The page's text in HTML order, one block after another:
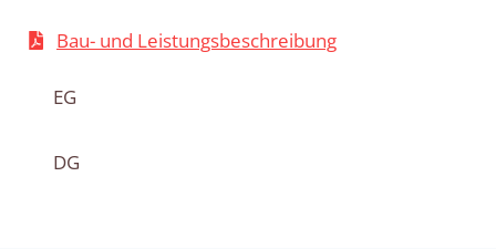
Bau- und Leistungsbeschreibung
EG
DG